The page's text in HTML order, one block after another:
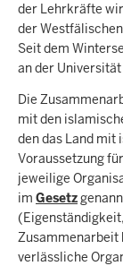
der Lehrkräfte
der
Seit dem
an der
Die
mit den
den das Land mit
Voraussetzung
jeweilige
im Gesetz
Zusammenarbeit
verlässliche